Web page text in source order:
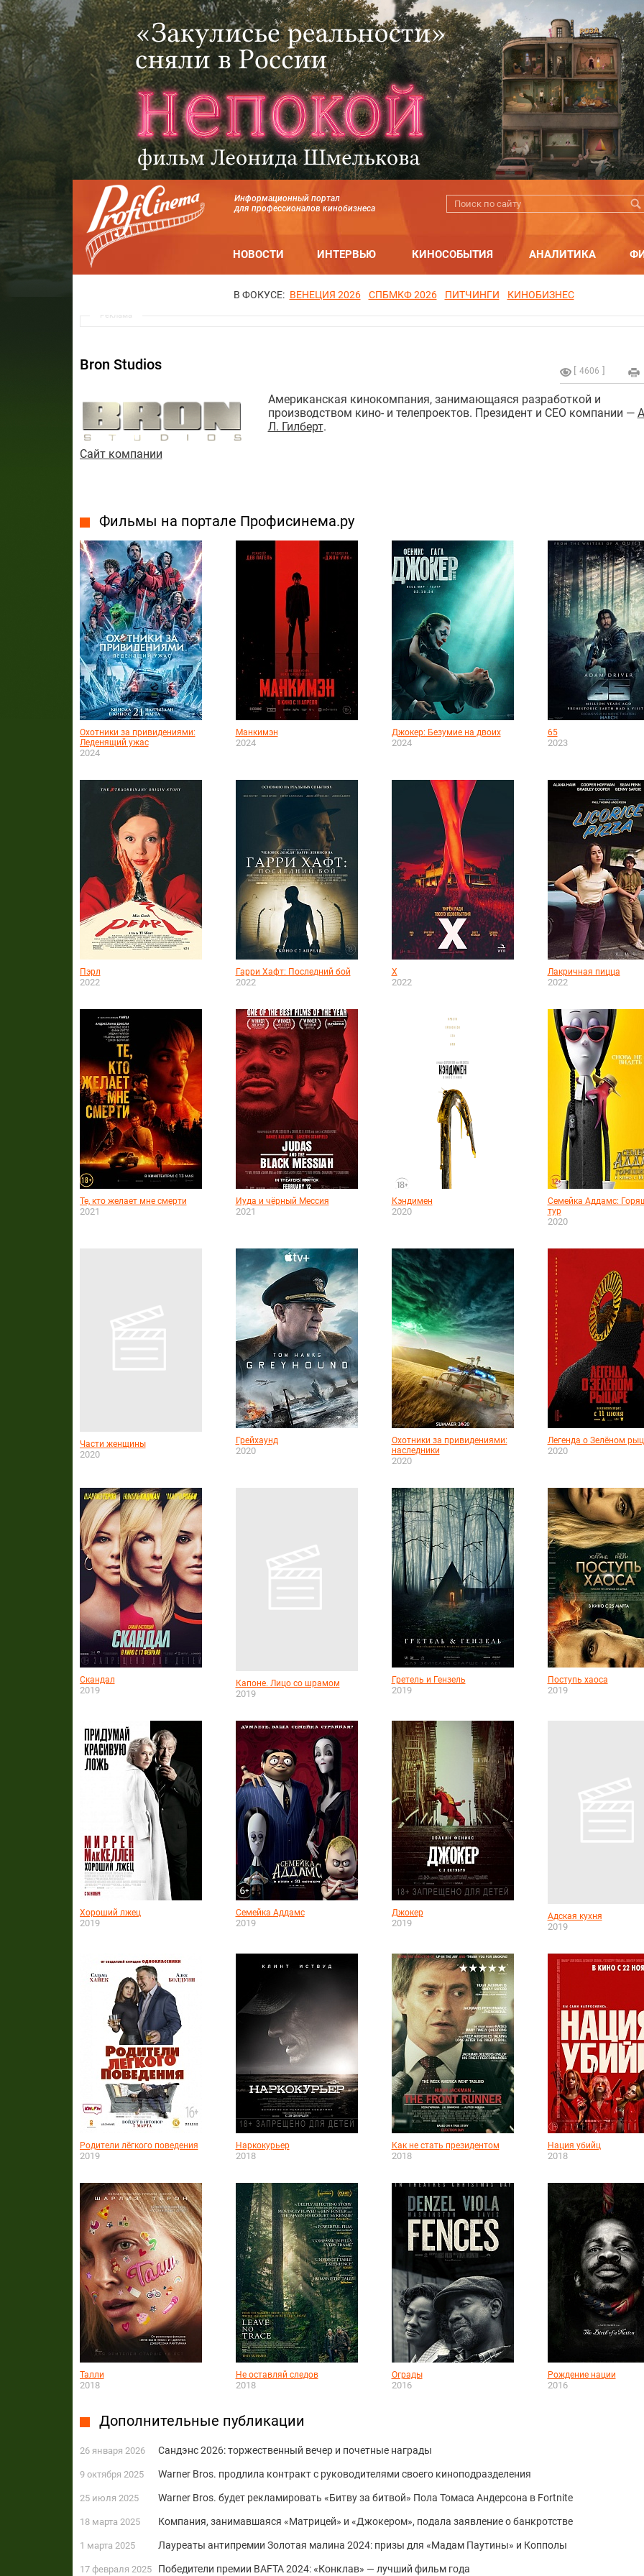
Информационный портал
для профессионалов кинобизнеса
НОВОСТИ ИНТЕРВЬЮ КИНОСОБЫТИЯ АНАЛИТИКА
В ФОКУСЕ: ВЕНЕЦИЯ 2026 СПБМКФ 2026 ПИТЧИНГИ КИНОБИЗНЕС
Реклама
4606
Bron Studios
Американская кинокомпания, занимающаяся разработкой и
производством кино- и телепроектов. Президент и СЕО компании —
Л. Гилберт.
Сайт компании
Фильмы на портале Профисинема.ру
Охотники за привидениями:
Леденящий ужас
2024
Манкимэн
2024
Джокер: Безумие на двоих
2024
65
2023
Пэрл
2022
Гарри Хафт: Последний бой
2022
X
2022
Лакричная пицца
2022
Те, кто желает мне смерти
2021
Иуда и чёрный Мессия
2021
Кэндимен
2020
Семейка Аддамс:
тур
2020
Части женщины
2020
Грейхаунд
2020
Охотники за привидениями:
наследники
2020
Легенда о Зелёном
2020
Скандал
2019
Капоне. Лицо со шрамом
2019
Гретель и Гензель
2019
Поступь хаоса
2019
Хороший лжец
2019
Семейка Аддамс
2019
Джокер
2019
Адская кухня
2019
Родители лёгкого поведения
2019
Наркокурьер
2018
Как не стать президентом
2018
Нация убийц
2018
Талли
2018
Не оставляй следов
2018
Ограды
2016
Рождение нации
2016
Дополнительные публикации
26 января 2026 Сандэнс 2026: торжественный вечер и почетные награды
9 октября 2025 Warner Bros. продлила контракт с руководителями своего киноподразделения
25 июля 2025 Warner Bros. будет рекламировать «Битву за битвой» Пола Томаса Андерсона в Fortnite
18 марта 2025 Компания, занимавшаяся «Матрицей» и «Джокером», подала заявление о банкротстве
1 марта 2025 Лауреаты антипремии Золотая малина 2024: призы для «Мадам Паутины» и Копполы
17 февраля 2025 Победители премии BAFTA 2024: «Конклав» — лучший фильм года